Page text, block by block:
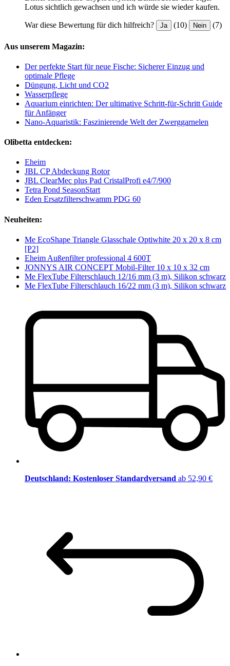
Lotus sichtlich gewachsen und ich würde sie wieder kaufen.
War diese Bewertung für dich hilfreich? Ja (10) Nein (7)
Aus unserem Magazin:
Der perfekte Start für neue Fische: Sicherer Einzug und
optimale Pflege
Düngung, Licht und CO2
Wasserpflege
Aquarium einrichten: Der ultimative Schritt-für-Schritt Guide
für Anfänger
Nano-Aquaristik: Faszinierende Welt der Zwerggarnelen
Olibetta entdecken:
Eheim
JBL CP Abdeckung Rotor
JBL ClearMec plus Pad CristalProfi e4/7/900
Tetra Pond SeasonStart
Eden Ersatzfilterschwamm PDG 60
Neuheiten:
Me EcoShape Triangle Glasschale Optiwhite 20 x 20 x 8 cm
[P2]
Eheim Außenfilter professional 4 600T
JONNYS AIR CONCEPT Mobil-Filter 10 x 10 x 32 cm
Me FlexTube Filterschlauch 12/16 mm (3 m), Silikon schwarz
Me FlexTube Filterschlauch 16/22 mm (3 m), Silikon schwarz
Deutschland: Kostenloser Standardversand ab 52,90 €